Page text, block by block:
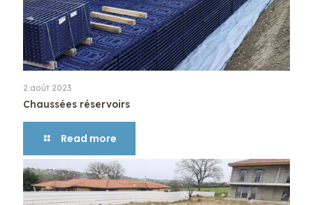
2 août 2023
Chaussées réservoirs
Read more